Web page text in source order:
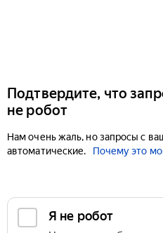
Подтвердите, что
не робот
Нам очень жаль, но запросы с
автоматические.
Почему это